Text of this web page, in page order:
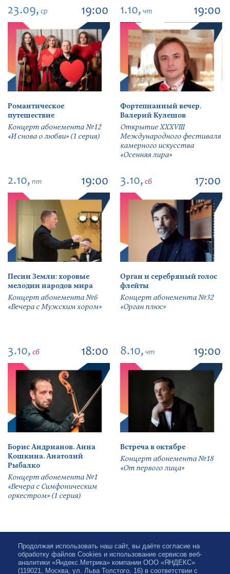
23.09, ср 19:00
Романтическое
путешествие
Концерт абонемента №12
«И снова о любви» (1 серия)
1.10, чт 19:00
Фортепианный вечер.
Валерий Кулешов
Открытие ХХХVIII
Международного фестиваля
камерного искусства
«Осенняя лира»
2.10, пт 19:00
Песни Земли: хоровые
мелодии народов мира
Концерт абонемента №6
«Вечера с Мужским хором»
3.10, сб 17:00
Орган и серебряный голос
флейты
Концерт абонемента №32
«Орган плюс»
3.10, сб 18:00
Борис Андрианов. Анна
Кошкина. Анатолий
Рыбалко
Концерт абонемента №1
«Вечера с Симфоническим
оркестром» (1 серия)
8.10, чт 19:00
Встреча в октябре
Концерт абонемента №18
«От первого лица»
Продолжая использовать наш сайт, вы даёте согласие на
обработку файлов Cookies и использование сервисов веб-
аналитики «Яндекс.Метрика» компании ООО «ЯНДЕКС»
(119021, Москва, ул. Льва Толстого, 16) в соответствии с